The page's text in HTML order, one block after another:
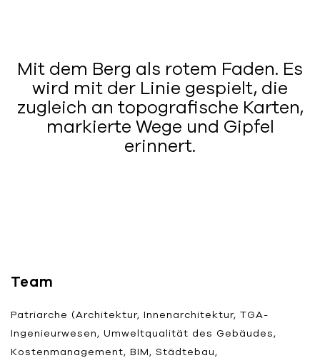
Mit dem Berg als rotem Faden. Es
wird mit der Linie gespielt, die
zugleich an topografische Karten,
markierte Wege und Gipfel
erinnert.
Team
Patriarche (Architektur, Innenarchitektur, TGA-
Ingenieurwesen, Umweltqualität des Gebäudes,
Kostenmanagement, BIM, Städtebau,